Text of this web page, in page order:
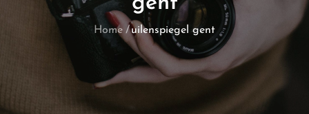
Home uilenspiegel gent